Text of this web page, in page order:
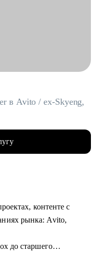
в Avito / ex-Skyeng,
контенте с
рынка: Avito,
до старшего